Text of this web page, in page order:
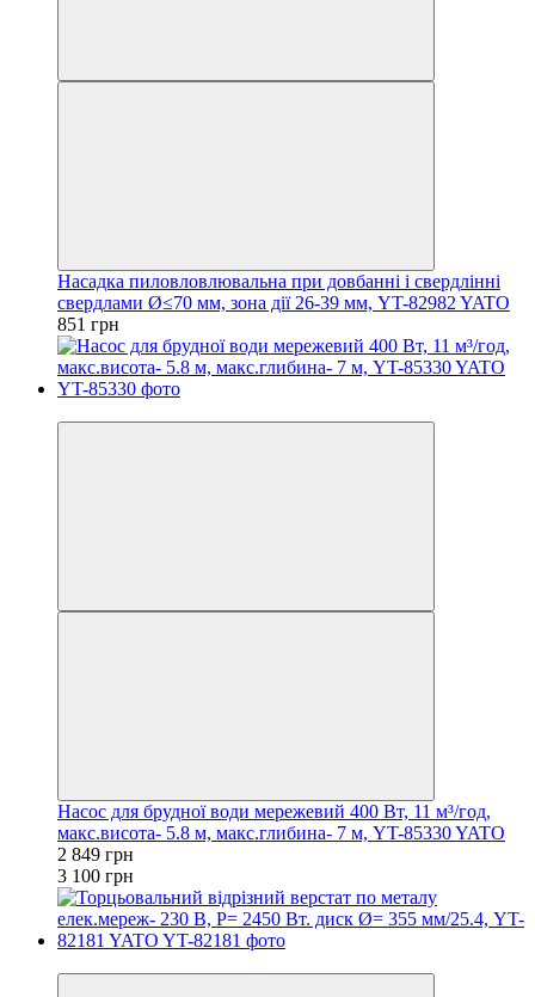
Насадка пиловловлювальна при довбанні і свердлінні
свердлами Ø≤70 мм, зона дії 26-39 мм, YT-82982 YATO
851 грн
Насос для брудної води мережевий 400 Вт, 11 м³/год,
макс.висота- 5.8 м, макс.глибина- 7 м, YT-85330 YATO
2 849 грн
3 100 грн